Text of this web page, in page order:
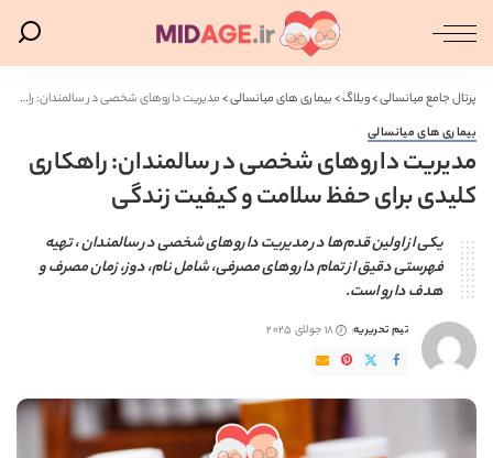
پرتال جامع میانسالی>وبلاگ>بیماری های میانسالی>مدیریت داروهای شخصی در سالمندان: راهکاری کلیدی برای حفظ سلامت و کیفیت زندگی
بیماری های میانسالی
مدیریت داروهای شخصی در سالمندان: راهکاری
کلیدی برای حفظ سلامت و کیفیت زندگی
یکی از اولین قدم‌ها در مدیریت داروهای شخصی در سالمندان ، تهیه
فهرستی دقیق از تمام داروهای مصرفی، شامل نام، دوز، زمان مصرف و
هدف دارو است.
ارسال
شده
تیم تحریریه 18 جولای 2025